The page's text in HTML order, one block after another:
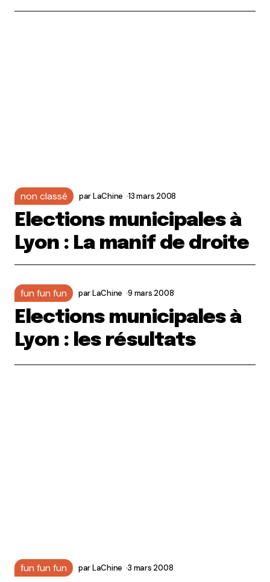
non classé parLaChine 13 mars 2008
Elections municipales à
Lyon : La manif de droite
fun fun fun parLaChine 9 mars 2008
Elections municipales à
Lyon : les résultats
fun fun fun parLaChine 3 mars 2008